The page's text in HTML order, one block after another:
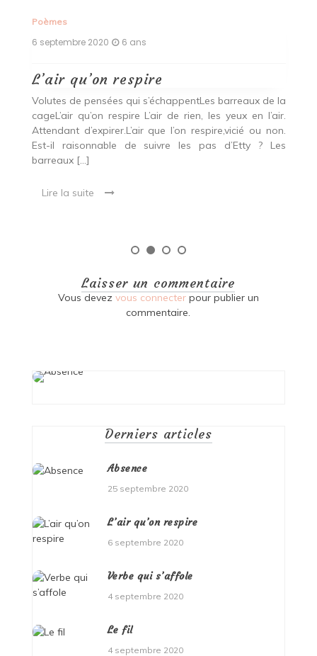
Poèmes
6 septembre 2020 6 ans
L’air qu’on respire
Volutes de pensées qui s’échappentLes barreaux de la
cageL’air qu’on respire L’air de rien, les yeux en l’air.
Attendant d’expirer.L’air que l’on respire,vicié ou non.
Est-il raisonnable de suivre les pas d’Etty ? Les
barreaux […]
Lire la suite
Laisser un commentaire
Vous devez vous connecterpour publier un
commentaire.
Derniers articles
Absence
25 septembre 2020
L’air qu’on respire
6 septembre 2020
Verbe qui s’affole
4 septembre 2020
Le fil
4 septembre 2020